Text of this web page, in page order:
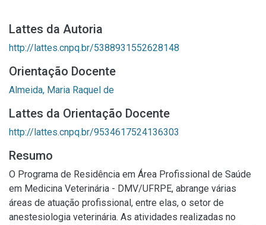
Lattes da Autoria
http://lattes.cnpq.br/5388931552628148
Orientação Docente
Almeida, Maria Raquel de
Lattes da Orientação Docente
http://lattes.cnpq.br/9534617524136303
Resumo
O Programa de Residência em Área Profissional de Saúde
em Medicina Veterinária - DMV/UFRPE, abrange várias
áreas de atuação profissional, entre elas, o setor de
anestesiologia veterinária. As atividades realizadas no